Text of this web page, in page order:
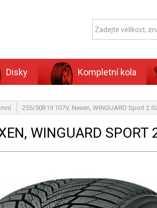
Disky Kompletní kola
255/50R19 107V, Nexen, WINGUARD Sport 2
WINGUARD SPORT